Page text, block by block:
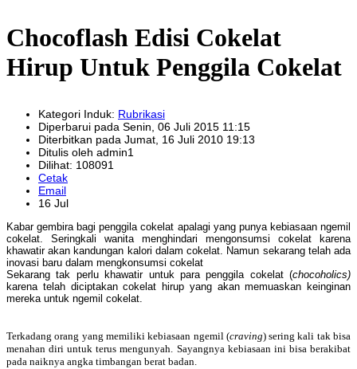
Chocoflash Edisi Cokelat
Hirup Untuk Penggila Cokelat
Kategori Induk: Rubrikasi
Diperbarui pada Senin, 06 Juli 2015 11:15
Diterbitkan pada Jumat, 16 Juli 2010 19:13
Ditulis oleh admin1
Dilihat: 108091
Cetak
Email
16 Jul
Kabar gembira bagi penggila cokelat apalagi yang punya kebiasaan ngemil
cokelat. Seringkali wanita menghindari mengonsumsi cokelat karena
khawatir akan kandungan kalori dalam cokelat. Namun sekarang telah ada
inovasi baru dalam mengkonsumsi cokelat
Sekarang tak perlu khawatir untuk para penggila cokelat (chocoholics)
karena telah diciptakan cokelat hirup yang akan memuaskan keinginan
mereka untuk ngemil cokelat.
Terkadang orang yang memiliki kebiasaan ngemil (craving) sering kali tak bisa
menahan diri untuk terus mengunyah. Sayangnya kebiasaan ini bisa berakibat
pada naiknya angka timbangan berat badan.